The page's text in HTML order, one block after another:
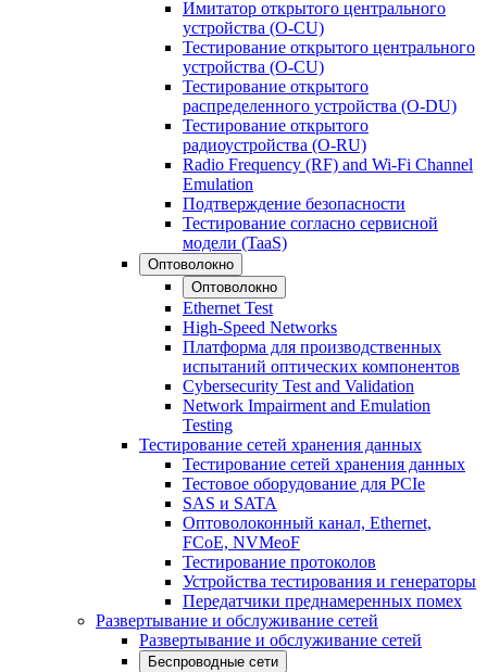
Имитатор открытого центрального
устройства (O-CU)
Тестирование открытого центрального
устройства (O-CU)
Тестирование открытого
распределенного устройства (O-DU)
Тестирование открытого
радиоустройства (O-RU)
Radio Frequency (RF) and Wi-Fi Channel
Emulation
Подтверждение безопасности
Тестирование согласно сервисной
модели (TaaS)
Оптоволокно
Оптоволокно
Ethernet Test
High-Speed Networks
Платформа для производственных
испытаний оптических компонентов
Cybersecurity Test and Validation
Network Impairment and Emulation
Testing
Тестирование сетей хранения данных
Тестирование сетей хранения данных
Тестовое оборудование для PCIe
SAS и SATA
Оптоволоконный канал, Ethernet,
FCoE, NVMeoF
Тестирование протоколов
Устройства тестирования и генераторы
Передатчики преднамеренных помех
Развертывание и обслуживание сетей
Развертывание и обслуживание сетей
Беспроводные сети